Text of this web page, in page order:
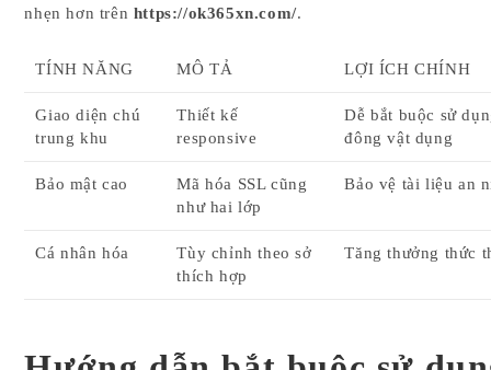
nhẹn hơn trên https://ok365xn.com/.
TÍNH NĂNG MÔ TẢ LỢI ÍCH CHÍNH
Giao diện chú
trung khu
Thiết kế
responsive
Dễ bắt buộc sử
đông vật dụng
Bảo mật cao
Mã hóa SSL cũng
như hai lớp
Bảo vệ tài liệu an
Cá nhân hóa
Tùy chỉnh theo sở
thích hợp
Tăng thưởng thức